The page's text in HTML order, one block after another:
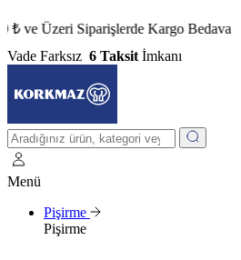
Siparişlerde Kargo Bedava •
Vade Farksız 6 Taksit İmkanı
Menü
Pişirme
Pişirme